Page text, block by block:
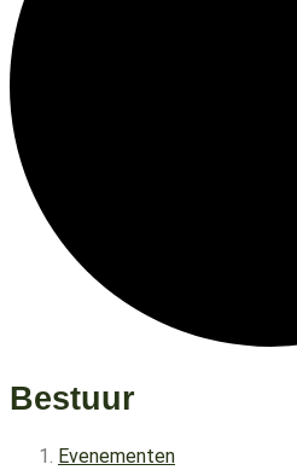
Bestuur
Evenementen